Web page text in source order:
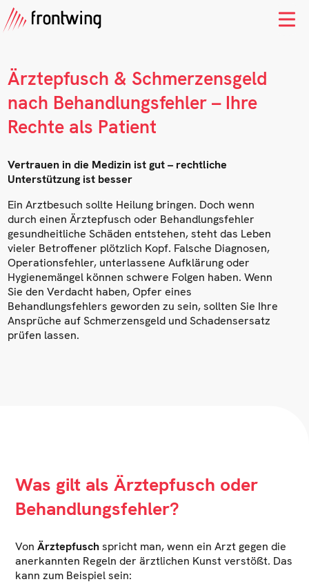
Ärztepfusch & Schmerzensgeld
nach Behandlungsfehler – Ihre
Rechte als Patient
Vertrauen in die Medizin ist gut – rechtliche
Unterstützung ist besser
Ein Arztbesuch sollte Heilung bringen. Doch wenn
durch einen Ärztepfusch oder Behandlungsfehler
gesundheitliche Schäden entstehen, steht das Leben
vieler Betroffener plötzlich Kopf. Falsche Diagnosen,
Operationsfehler, unterlassene Aufklärung oder
Hygienemängel können schwere Folgen haben. Wenn
Sie den Verdacht haben, Opfer eines
Behandlungsfehlers geworden zu sein, sollten Sie Ihre
Ansprüche auf Schmerzensgeld und Schadensersatz
prüfen lassen.
Was gilt als Ärztepfusch oder
Behandlungsfehler?
VonÄrztepfuschspricht man, wenn ein Arzt gegen die
anerkannten Regeln der ärztlichen Kunst verstößt. Das
kann zum Beispiel sein: